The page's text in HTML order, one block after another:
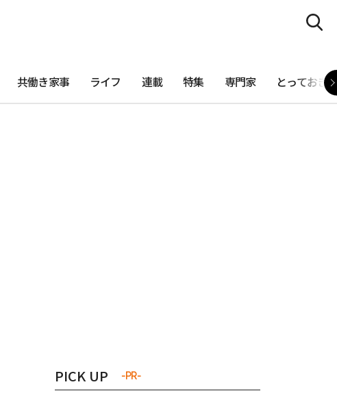
共働き家事 ライフ 連載 特集 専門家 とっておき
PICK UP -PR-